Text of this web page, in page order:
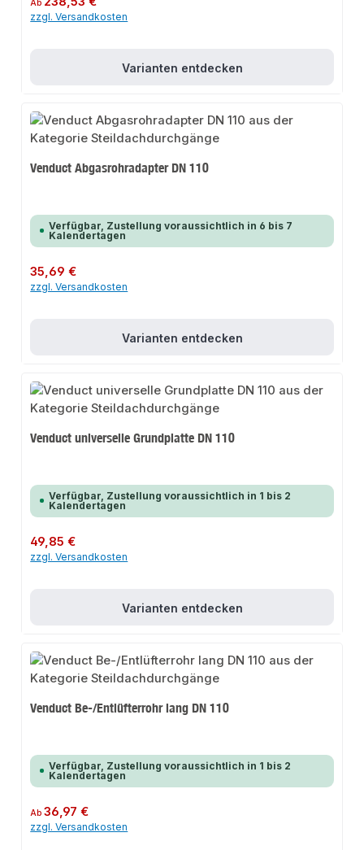
Ab
zzgl. Versandkosten
Varianten entdecken
Venduct Abgasrohradapter DN 110
Verfügbar, Zustellung voraussichtlich in 6 bis 7
Kalendertagen
Regulärer Preis:
35,69 €
zzgl. Versandkosten
Varianten entdecken
Venduct universelle Grundplatte DN 110
Verfügbar, Zustellung voraussichtlich in 1 bis 2
Kalendertagen
Regulärer Preis:
49,85 €
zzgl. Versandkosten
Varianten entdecken
Venduct Be-/Entlüfterrohr lang DN 110
Verfügbar, Zustellung voraussichtlich in 1 bis 2
Kalendertagen
Regulärer Preis:
Ab36,97 €
zzgl. Versandkosten